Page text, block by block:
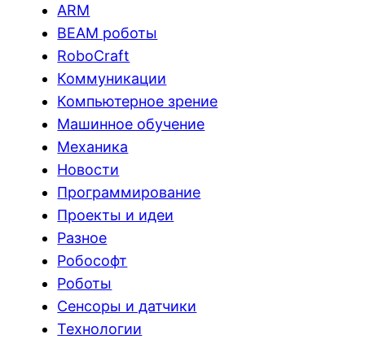
ARM
BEAM роботы
RoboCraft
Коммуникации
Компьютерное зрение
Машинное обучение
Механика
Новости
Программирование
Проекты и идеи
Разное
Робософт
Роботы
Сенсоры и датчики
Технологии